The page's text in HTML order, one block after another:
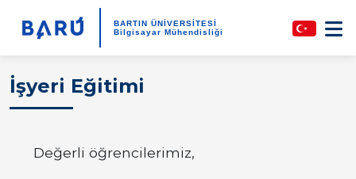
BARTIN ÜNİVERSİTESİ
Bilgisayar Mühendisliği
İşyeri Eğitimi
Değerli öğrencilerimiz,